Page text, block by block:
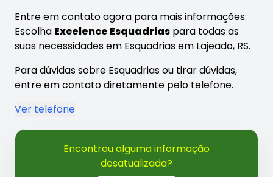
Entre em contato agora para mais informações:
Escolha Excelence Esquadrias para todas as
suas necessidades em Esquadrias em Lajeado, RS.
Para dúvidas sobre Esquadrias ou tirar dúvidas,
entre em contato diretamente pelo telefone.
Ver telefone
Encontrou alguma informação
desatualizada?